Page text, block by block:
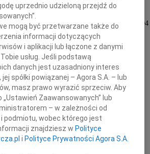
Dnia 30 października 2024 roku zmarł w wieku
Profesor
Jan Molenda
Historyk
uprzednio udzieloną przejdź do
mogą być przetwarzane także do
informacji dotyczących
i aplikacji lub łączone z danymi
usług. Jeśli podstawą
danych jest uzasadniony interes
spółki powiązanej – Agora S.A. – lub
masz prawo wyrazić sprzeciw. Aby
Zaawansowanych” lub
– w zależności od
podmiotu, wobec którego jest
znajdziesz w Polityce
i Polityce Prywatności Agora S.A.